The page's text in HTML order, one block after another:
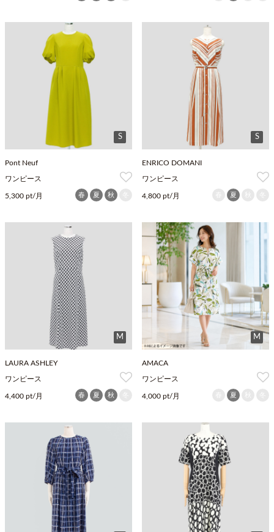
S
Pont Neuf
ワンピース
5,300 pt/月 春 夏 秋
S
ENRICO DOMANI
ワンピース
4,800 pt/月 夏
M
LAURA ASHLEY
ワンピース
4,400 pt/月 春 夏 秋
M
AMACA
ワンピース
4,000 pt/月 夏